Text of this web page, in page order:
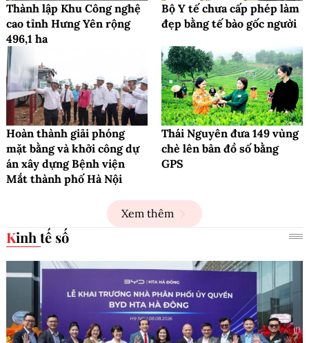
Thành lập Khu Công nghệ
cao tỉnh Hưng Yên rộng
496,1 ha
Bộ Y tế chưa cấp phép làm
đẹp bằng tế bào gốc người
Hoàn thành giải phóng
mặt bằng và khởi công dự
án xây dựng Bệnh viện
Mắt thành phố Hà Nội
Thái Nguyên đưa 149 vùng
chè lên bản đồ số bằng
GPS
Xem thêm
Kinh tế số